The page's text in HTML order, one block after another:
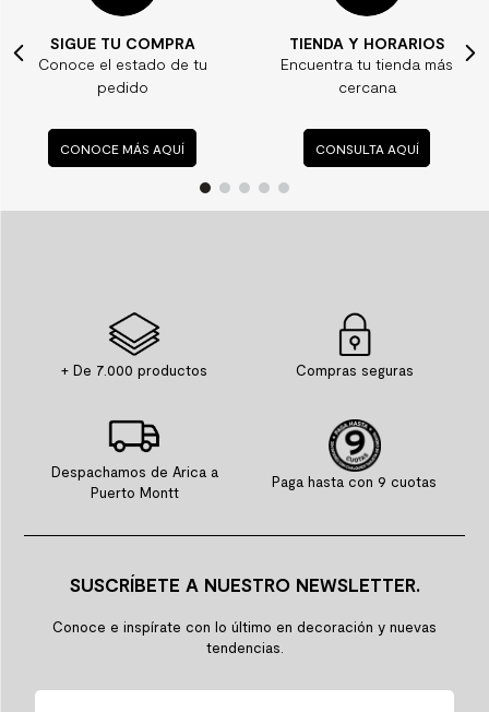
SIGUE TU COMPRA
Conoce el estado de tu
pedido
CONOCE MÁS AQUÍ
TIENDA Y HORARIOS
Encuentra tu tienda más
cercana
CONSULTA AQUÍ
+ De 7.000 productos Compras seguras
Despachamos de Arica a
Puerto Montt
Paga hasta con 9 cuotas
SUSCRÍBETE A NUESTRO NEWSLETTER.
Conoce e inspírate con lo último en decoración y nuevas
tendencias.